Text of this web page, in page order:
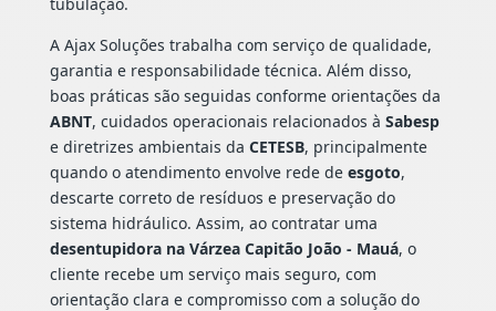
A Ajax Soluções trabalha com serviço de qualidade,
garantia e responsabilidade técnica. Além disso,
boas práticas são seguidas conforme orientações da
ABNT, cuidados operacionais relacionados à Sabesp
e diretrizes ambientais da CETESB, principalmente
quando o atendimento envolve rede de esgoto,
descarte correto de resíduos e preservação do
sistema hidráulico. Assim, ao contratar uma
desentupidora na Várzea Capitão João - Mauá, o
cliente recebe um serviço mais seguro, com
orientação clara e compromisso com a solução do